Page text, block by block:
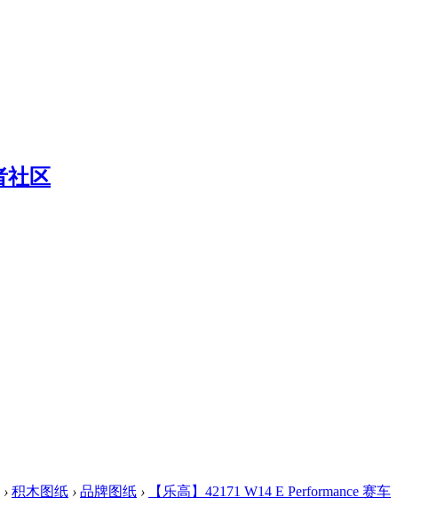
› 积木图纸 › 品牌图纸 › 【乐高】42171 W14 E Performance 赛车